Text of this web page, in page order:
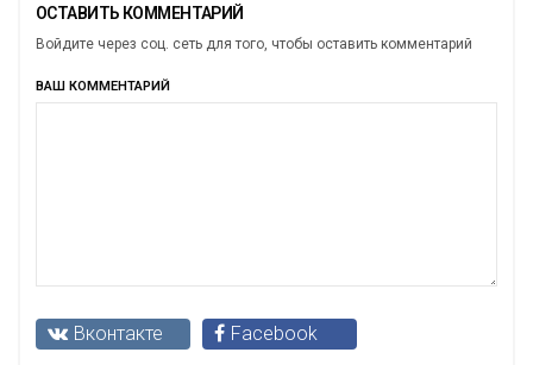
ОСТАВИТЬ КОММЕНТАРИЙ
Войдите через соц. сеть для того, чтобы оставить комментарий
ВАШ КОММЕНТАРИЙ
Вконтакте Facebook